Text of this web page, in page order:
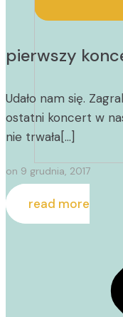
pierwszy
Udało nam się.
ostatni koncert w
nie trwała[…]
on 9 grudnia, 2017
read more